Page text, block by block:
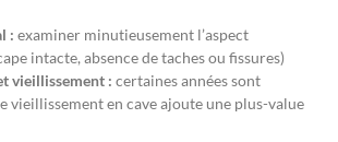
: examiner minutieusement l’aspect
intacte, absence de taches ou fissures)
vieillissement : certaines années sont
vieillissement en cave ajoute une plus-value